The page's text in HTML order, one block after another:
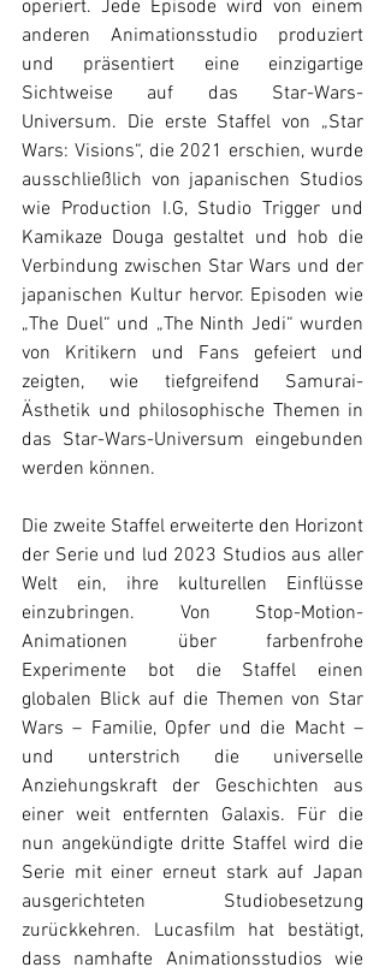
operiert. Jede Episode wird von einem
anderen Animationsstudio produziert
und präsentiert eine einzigartige
Sichtweise auf das Star-Wars-
Universum. Die erste Staffel von „Star
Wars: Visions“, die 2021 erschien, wurde
ausschließlich von japanischen Studios
wie Production I.G, Studio Trigger und
Kamikaze Douga gestaltet und hob die
Verbindung zwischen Star Wars und der
japanischen Kultur hervor. Episoden wie
„The Duel“ und „The Ninth Jedi“ wurden
von Kritikern und Fans gefeiert und
zeigten, wie tiefgreifend Samurai-
Ästhetik und philosophische Themen in
das Star-Wars-Universum eingebunden
werden können.
Die zweite Staffel erweiterte den Horizont
der Serie und lud 2023 Studios aus aller
Welt ein, ihre kulturellen Einflüsse
einzubringen. Von Stop-Motion-
Animationen über farbenfrohe
Experimente bot die Staffel einen
globalen Blick auf die Themen von Star
Wars – Familie, Opfer und die Macht –
und unterstrich die universelle
Anziehungskraft der Geschichten aus
einer weit entfernten Galaxis. Für die
nun angekündigte dritte Staffel wird die
Serie mit einer erneut stark auf Japan
ausgerichteten Studiobesetzung
zurückkehren. Lucasfilm hat bestätigt,
dass namhafte Animationsstudios wie